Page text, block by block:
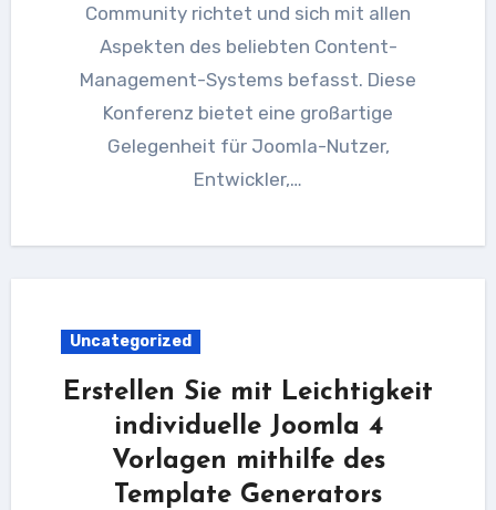
Community richtet und sich mit allen
Aspekten des beliebten Content-
Management-Systems befasst. Diese
Konferenz bietet eine großartige
Gelegenheit für Joomla-Nutzer,
Entwickler,…
Uncategorized
Erstellen Sie mit Leichtigkeit
individuelle Joomla 4
Vorlagen mithilfe des
Template Generators